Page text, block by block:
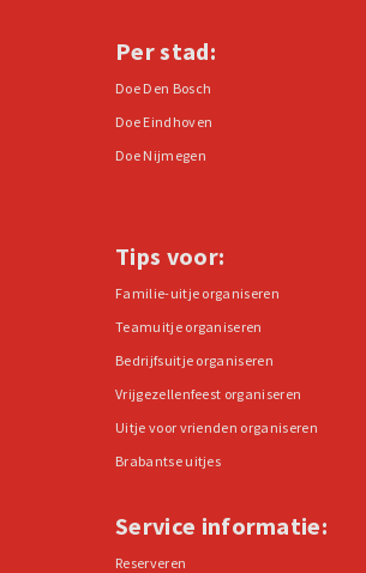
Per stad:
Doe Den Bosch
Doe Eindhoven
Doe Nijmegen
Tips voor:
Familie-uitje organiseren
Teamuitje organiseren
Bedrijfsuitje organiseren
Vrijgezellenfeest organiseren
Uitje voor vrienden organiseren
Brabantse uitjes
Service informatie:
Reserveren